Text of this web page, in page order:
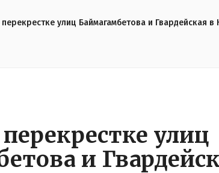
улиц Баймагамбетова и Гвардейская в
улиц
и